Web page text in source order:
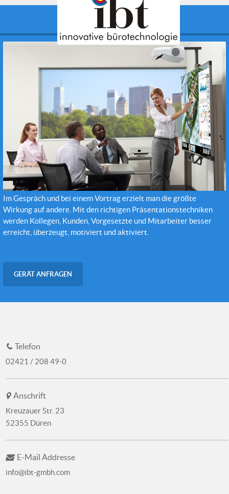
Präsentationstechnik
Im Gespräch und bei einem Vortrag erzielt man die größte
Wirkung auf andere. Mit den richtigen Präsentationstechniken
werden Kollegen, Kunden, Vorgesetzte und Mitarbeiter besser
erreicht, überzeugt, motiviert und aktiviert.
GERÄT ANFRAGEN
Telefon
02421 / 208 49-0
Anschrift
Kreuzauer Str. 23
52355 Düren
E-Mail Addresse
info@ibt-gmbh.com